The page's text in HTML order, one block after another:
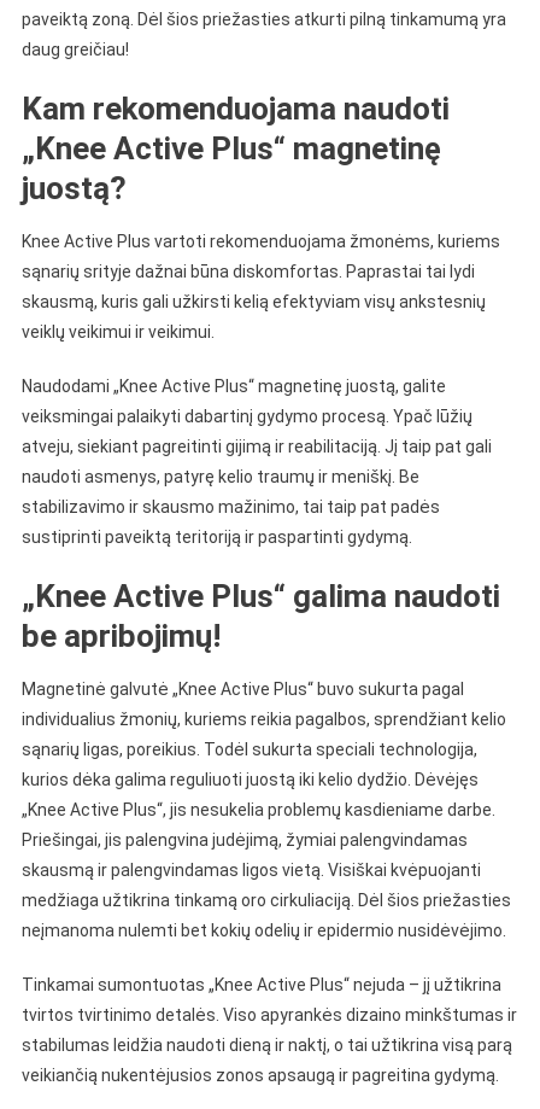
paveiktą zoną. Dėl šios priežasties atkurti pilną tinkamumą yra
daug greičiau!
Kam rekomenduojama naudoti
„Knee Active Plus“ magnetinę
juostą?
Knee Active Plus vartoti rekomenduojama žmonėms, kuriems
sąnarių srityje dažnai būna diskomfortas. Paprastai tai lydi
skausmą, kuris gali užkirsti kelią efektyviam visų ankstesnių
veiklų veikimui ir veikimui.
Naudodami „Knee Active Plus“ magnetinę juostą, galite
veiksmingai palaikyti dabartinį gydymo procesą. Ypač lūžių
atveju, siekiant pagreitinti gijimą ir reabilitaciją. Jį taip pat gali
naudoti asmenys, patyrę kelio traumų ir meniškį. Be
stabilizavimo ir skausmo mažinimo, tai taip pat padės
sustiprinti paveiktą teritoriją ir paspartinti gydymą.
„Knee Active Plus“ galima naudoti
be apribojimų!
Magnetinė galvutė „Knee Active Plus“ buvo sukurta pagal
individualius žmonių, kuriems reikia pagalbos, sprendžiant kelio
sąnarių ligas, poreikius. Todėl sukurta speciali technologija,
kurios dėka galima reguliuoti juostą iki kelio dydžio. Dėvėjęs
„Knee Active Plus“, jis nesukelia problemų kasdieniame darbe.
Priešingai, jis palengvina judėjimą, žymiai palengvindamas
skausmą ir palengvindamas ligos vietą. Visiškai kvėpuojanti
medžiaga užtikrina tinkamą oro cirkuliaciją. Dėl šios priežasties
neįmanoma nulemti bet kokių odelių ir epidermio nusidėvėjimo.
Tinkamai sumontuotas „Knee Active Plus“ nejuda – jį užtikrina
tvirtos tvirtinimo detalės. Viso apyrankės dizaino minkštumas ir
stabilumas leidžia naudoti dieną ir naktį, o tai užtikrina visą parą
veikiančią nukentėjusios zonos apsaugą ir pagreitina gydymą.